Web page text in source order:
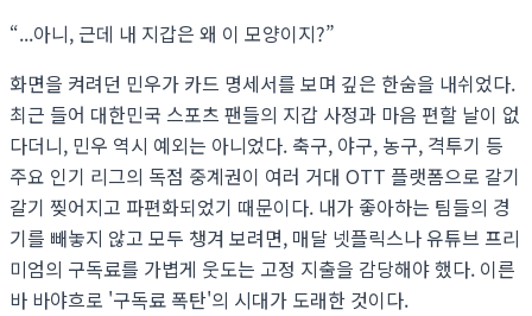
“...아니, 근데 내 지갑은 왜 이 모양이지?”
화면을 켜려던 민우가 카드 명세서를 보며 깊은 한숨을 내쉬었다.
최근 들어 대한민국 스포츠 팬들의 지갑 사정과 마음 편할 날이 없
다더니, 민우 역시 예외는 아니었다. 축구, 야구, 농구, 격투기 등
주요 인기 리그의 독점 중계권이 여러 거대 OTT 플랫폼으로 갈기
갈기 찢어지고 파편화되었기 때문이다. 내가 좋아하는 팀들의 경
기를 빼놓지 않고 모두 챙겨 보려면, 매달 넷플릭스나 유튜브 프리
미엄의 구독료를 가볍게 웃도는 고정 지출을 감당해야 했다. 이른
바 바야흐로 '구독료 폭탄'의 시대가 도래한 것이다.